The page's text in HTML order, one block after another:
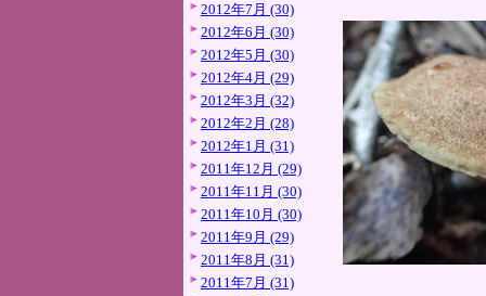
2012年7月 (30)
2012年6月 (30)
2012年5月 (30)
2012年4月 (29)
2012年3月 (32)
2012年2月 (28)
2012年1月 (31)
2011年12月 (29)
2011年11月 (30)
2011年10月 (30)
2011年9月 (29)
2011年8月 (31)
2011年7月 (31)